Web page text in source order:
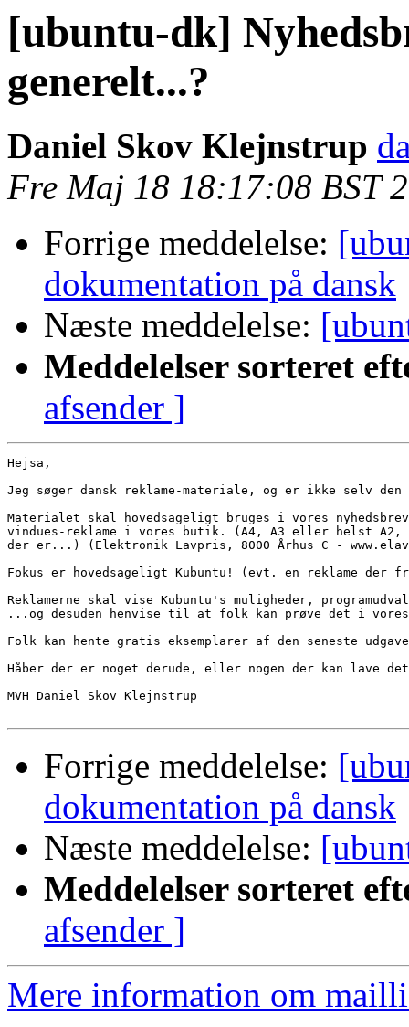
[ubuntu-dk]
generelt...?
Daniel Skov Klejnstrup
Fre Maj 18 18:17:08 BST
Forrige meddelelse:
dokumentation på dansk
Næste meddelelse:
Meddelelser sorteret
afsender ]
Hejsa,
Jeg søger dansk reklame-materiale, og er ikke selv
Materialet skal hovedsageligt bruges i vores
vindues-reklame i vores butik. (A4, A3 eller helst
der er...) (Elektronik Lavpris, 8000 Århus C -
Fokus er hovedsageligt Kubuntu! (evt. en reklame der
Reklamerne skal vise Kubuntu's muligheder,
...og desuden henvise til at folk kan prøve det i
Folk kan hente gratis eksemplarer af den seneste
Håber der er noget derude, eller nogen der kan lave
MVH Daniel Skov Klejnstrup
Forrige meddelelse:
dokumentation på dansk
Næste meddelelse:
Meddelelser sorteret
afsender ]
Mere information om